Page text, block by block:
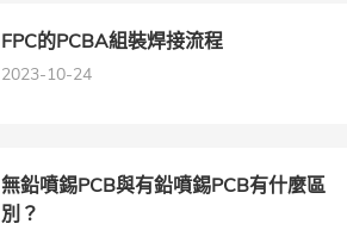
FPC的PCBA組裝焊接流程
2023-10-24
無鉛噴錫PCB與有鉛噴錫PCB有什麼區
別？